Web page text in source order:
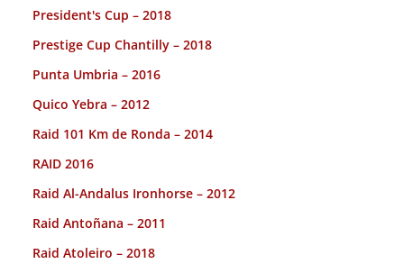
President's Cup – 2018
Prestige Cup Chantilly – 2018
Punta Umbria – 2016
Quico Yebra – 2012
Raid 101 Km de Ronda – 2014
RAID 2016
Raid Al-Andalus Ironhorse – 2012
Raid Antoñana – 2011
Raid Atoleiro – 2018